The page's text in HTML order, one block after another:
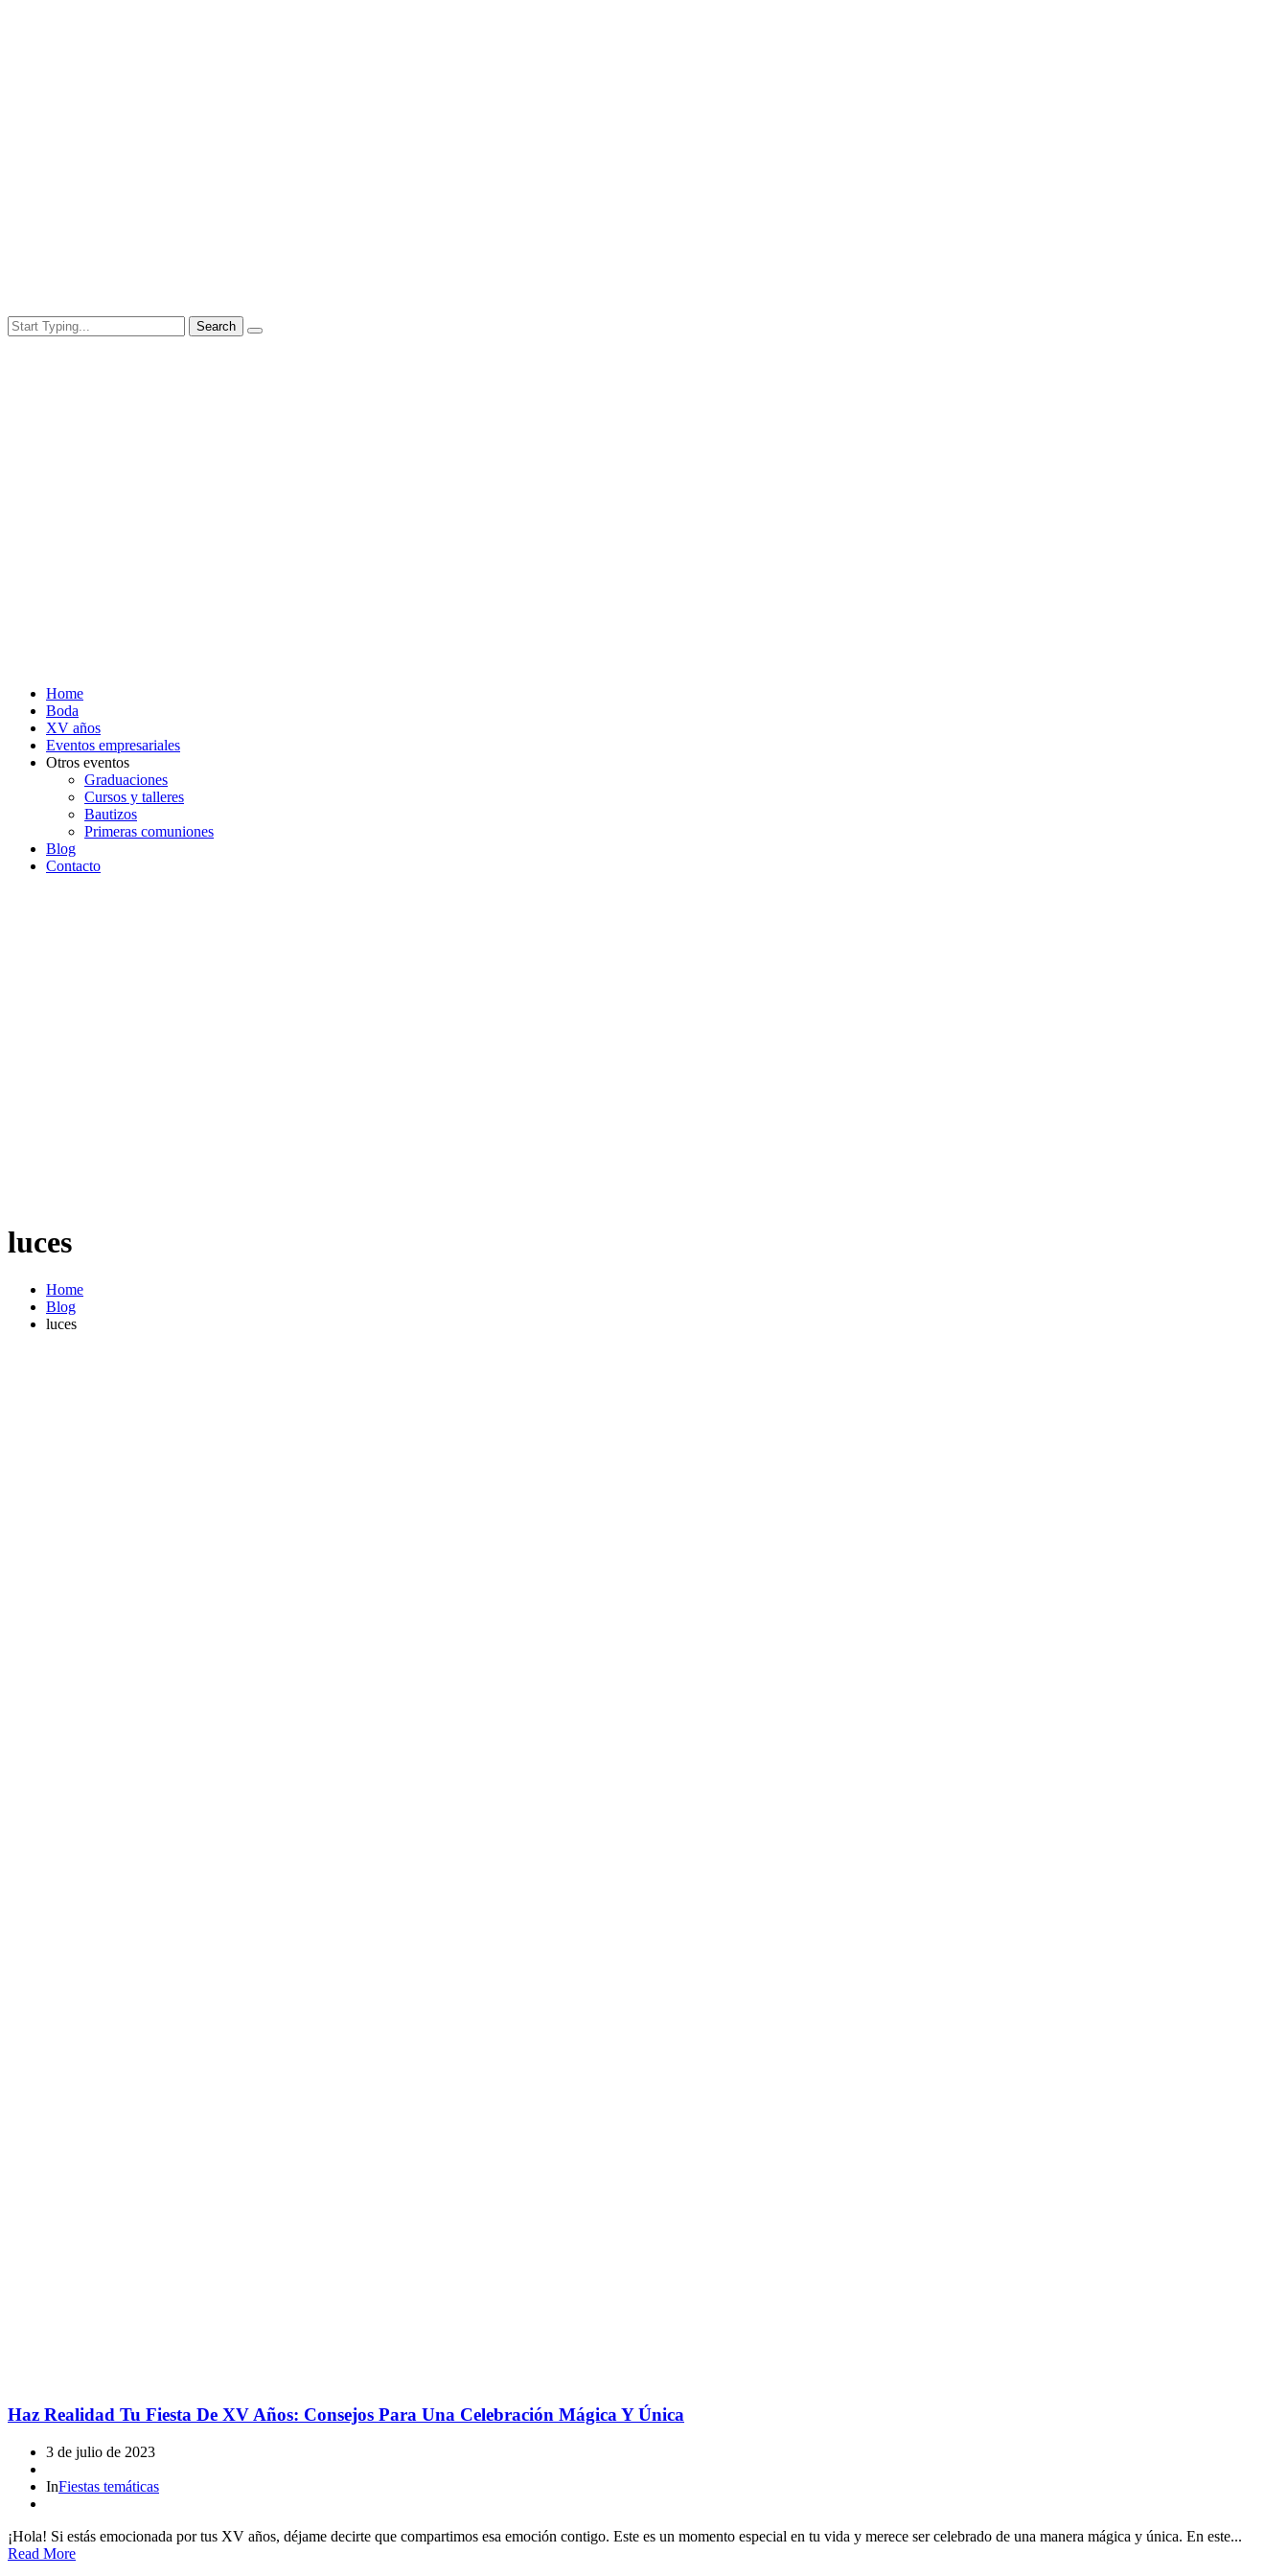
Home
Boda
XV años
Eventos empresariales
Otros eventos
Graduaciones
Cursos y talleres
Bautizos
Primeras comuniones
Blog
Contacto
luces
Home
Blog
luces
Haz Realidad Tu Fiesta De XV Años: Consejos Para Una Celebración Mágica Y Única
3 de julio de 2023
InFiestas temáticas
¡Hola! Si estás emocionada por tus XV años, déjame decirte que compartimos esa emoción contigo. Este es un momento especial en tu vida y merece ser celebrado de una manera mágica y única. En este...
Read More